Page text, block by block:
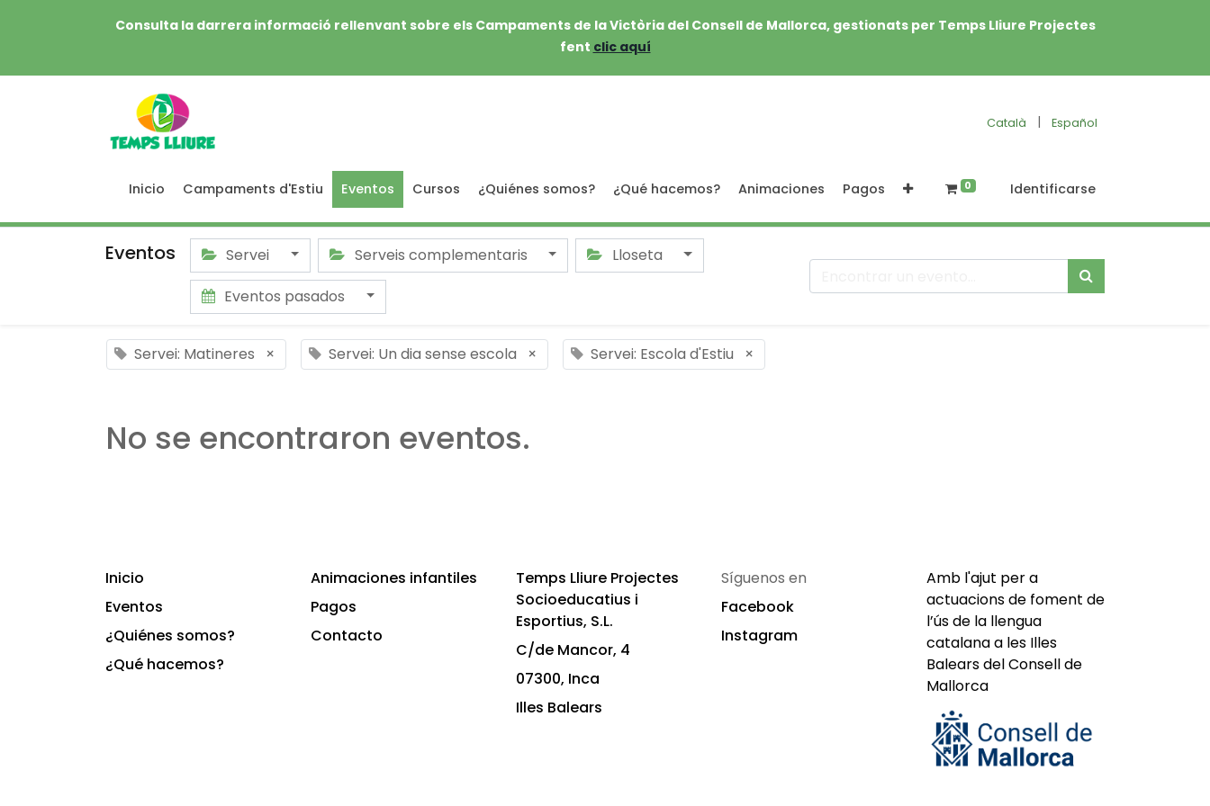
Consulta la darrera informació rellenvant sobre els Campaments de la Victòria del Consell de Mallorca, gestionats per Temps Lliure Projectes
fent clic aquí
Català | Español
Inicio Campaments d'Estiu Eventos Cursos ¿Quiénes somos? ¿Qué hacemos? Animaciones Pagos 0 Identificarse
Eventos Servei Serveis complementaris
Lloseta
Eventos pasados
Servei: Matineres × Servei: Un dia sense escola × Servei: Escola d'Estiu ×
No se encontraron eventos.
Inicio
Eventos
¿Quiénes somos?
¿Qué hacemos?
Animaciones infantiles
Pagos
Contacto
Temps Lliure Projectes
Socioeducatius i
Esportius, S.L.
C/de Mancor, 4
07300, Inca
Illes Balears
Síguenos en
Facebook
Instagram
Amb l'ajut per a
actuacions de foment de
l’ús de la llengua
catalana a les Illes
Balears del Consell de
Mallorca